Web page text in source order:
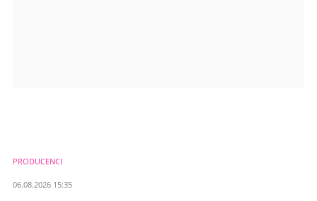
PRODUCENCI
06.08.2026 15:35